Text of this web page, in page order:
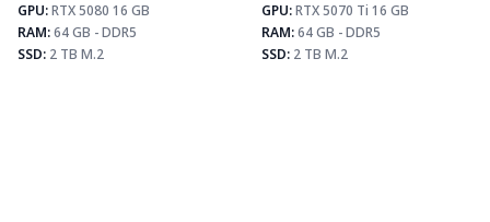
GPU:RTX 5080 16 GB
RAM:64 GB - DDR5
SSD: 2 TB M.2
CS2
504
PUBG
307
Fortnite
361
GPU:RTX 5070 Ti 16 GB
RAM:64 GB - DDR5
SSD: 2 TB M.2